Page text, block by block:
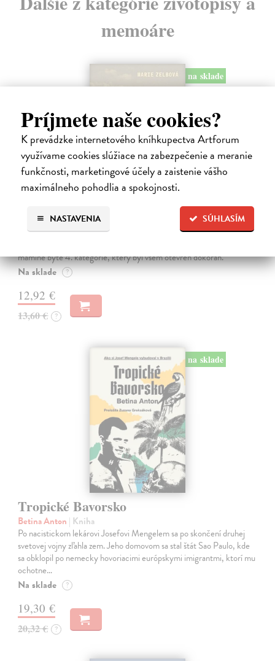
Príjmete naše cookies?
K prevádzke internetového kníhkupectva Artforum
využívame cookies slúžiace na zabezpečenie a meranie
funkčnosti, marketingové účely a zaistenie vášho
maximálneho pohodlia a spokojnosti.
SÚHLASÍM
NASTAVENIA
memoáre
na sklade
Táňa / Praha 3 / Žižkov
Zelbová Marie| Kniha
mámině bytě 4. kategorie, který byl všem otevřen dokořán.
Na sklade ?
12,92 €
13,60 € ?
na sklade
Tropické Bavorsko
Betina Anton | Kniha
Po nacistickom lekárovi Josefovi Mengelem sa po skončení druhej
svetovej vojny zľahla zem. Jeho domovom sa stal štát Sao Paulo, kde
sa obklopil po nemecky hovoriacimi európskymi imigrantmi, ktorí mu
ochotne…
Na sklade ?
19,30 €
20,32 € ?